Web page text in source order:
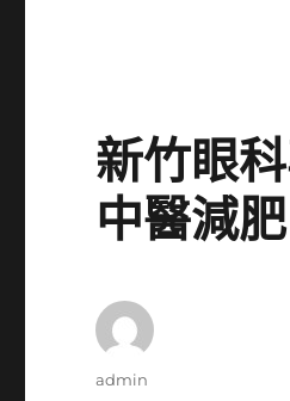
新竹眼
中醫減肥
作
admin